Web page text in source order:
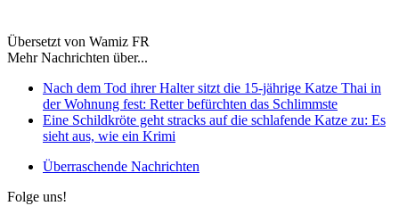
Übersetzt von Wamiz FR
Mehr Nachrichten über...
Nach dem Tod ihrer Halter sitzt die 15-jährige Katze Thai in
der Wohnung fest: Retter befürchten das Schlimmste
Eine Schildkröte geht stracks auf die schlafende Katze zu: Es
sieht aus, wie ein Krimi
Überraschende Nachrichten
Folge uns!